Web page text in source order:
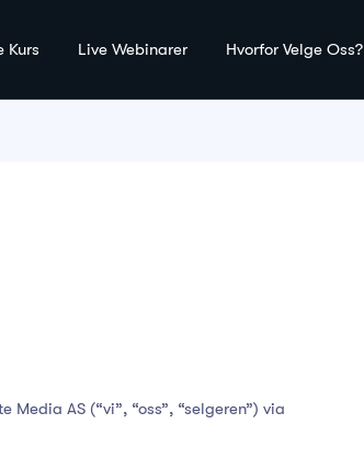
Kurs Live Webinarer Hvorfor Velge Oss?
AS (“vi”, “oss”, “selgeren”) via